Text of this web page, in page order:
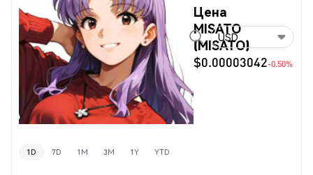
Цена
MISATO
(MISATO)
$0.00003042-0.50%
USD
1D 7D 1M 3M 1Y YTD